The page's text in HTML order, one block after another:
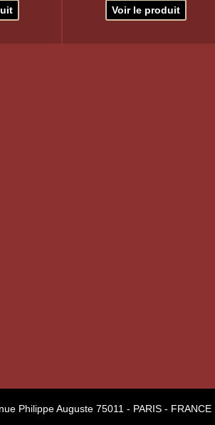
Voir le produit
Philippe Auguste 75011 - PARIS - FRANCE